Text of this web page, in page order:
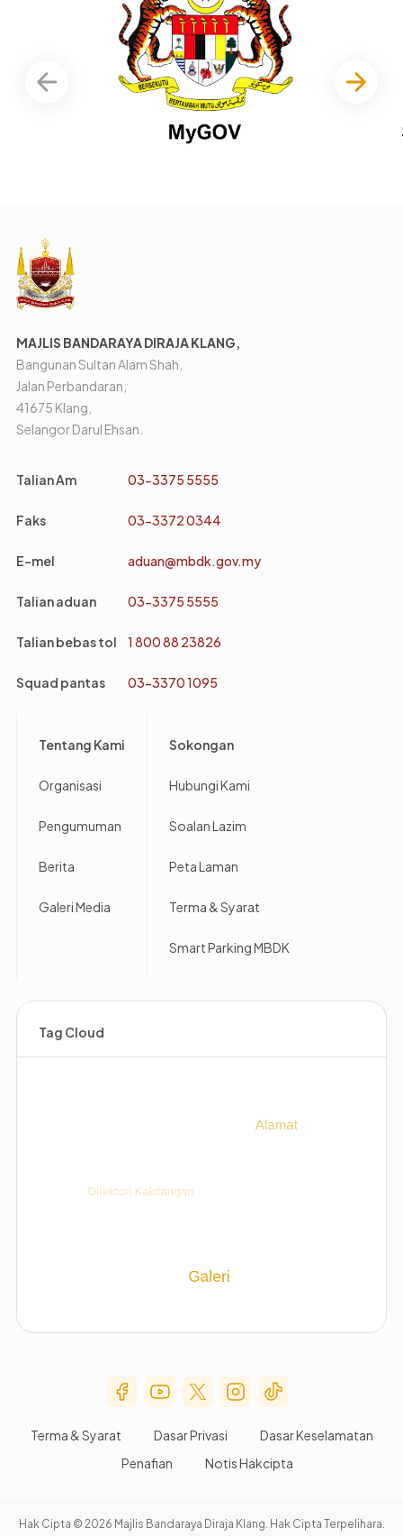
MAJLIS BANDARAYA DIRAJA KLANG,
Bangunan Sultan Alam Shah,
Jalan Perbandaran,
41675 Klang,
Selangor Darul Ehsan.
Talian Am 03-3375 5555
Faks 03-3372 0344
E-mel aduan@mbdk.gov.my
Talian aduan 03-3375 5555
Talian bebas tol 1 800 88 23826
Squad pantas 03-3370 1095
Tentang Kami
Organisasi
Pengumuman
Berita
Galeri Media
Sokongan
Hubungi Kami
Soalan Lazim
Peta Laman
Terma & Syarat
Smart Parking MBDK
Tag Cloud
Social Media Menu
Terma & Syarat Dasar Privasi
Dasar Keselamatan
Penafian
Notis Hakcipta
Hak Cipta © 2026 Majlis Bandaraya Diraja Klang. Hak Cipta Terpelihara.